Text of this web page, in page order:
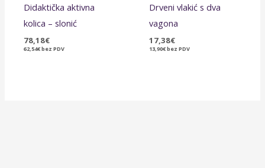
Didaktička aktivna
kolica – slonić
78,18€
62,54€bez PDV
Drveni vlakić s dva
vagona
17,38€
13,90€bez PDV